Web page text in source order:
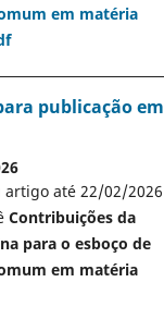
em matéria
publicação em
artigo até 22/02/2026
Contribuições da
para o esboço de
em matéria